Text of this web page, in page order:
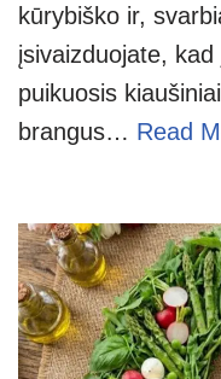
kūrybiško ir,
įsivaizduojate,
puikuosis
brangus… Read